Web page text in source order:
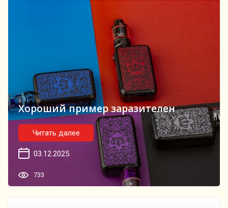
Хороший пример заразителен
Читать далее
03.12.2025
733